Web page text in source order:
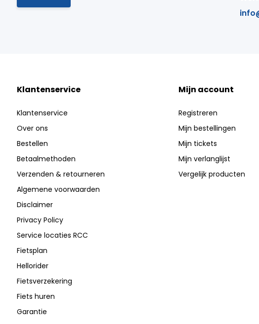
Klantenservice
Klantenservice
Over ons
Bestellen
Betaalmethoden
Verzenden & retourneren
Algemene voorwaarden
Disclaimer
Privacy Policy
Service locaties RCC
Fietsplan
Hellorider
Fietsverzekering
Fiets huren
Garantie
Mijn account
Registreren
Mijn bestellingen
Mijn tickets
Mijn verlanglijst
Vergelijk producten